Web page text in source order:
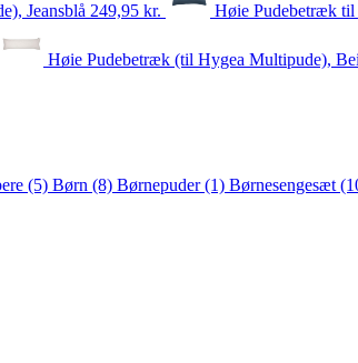
Jeansblå 249,95 kr. Høie Pudebetræk til
Høie Pudebetræk (til Hygea Multipude),
(5) Børn (8) Børnepuder(1) Børnesengesæt